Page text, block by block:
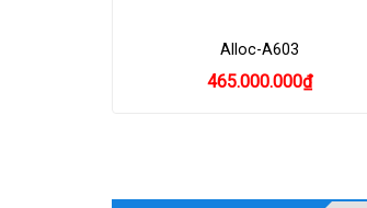
Alloc-A603
465.000.000₫